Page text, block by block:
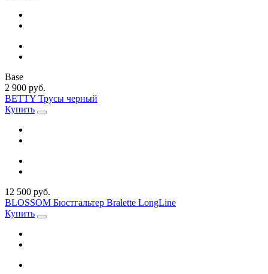
Base
2 900 руб.
BETTY Трусы черный
Купить
12 500 руб.
BLOSSOM Бюстгальтер Bralette LongLine
Купить